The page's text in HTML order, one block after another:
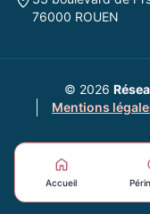
Accueil
76000 ROUEN
© 2026
Mentions